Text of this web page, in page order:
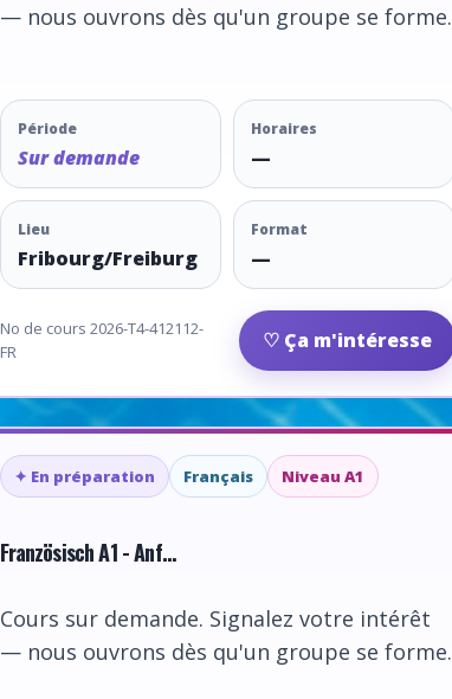
— nous ouvrons dès qu'un groupe se forme.
Période
Sur demande
Horaires
—
Lieu
Fribourg/Freiburg
Format
—
No de cours 2026-T4-412112-
FR
♡ Ça m'intéresse
✦ En préparation Français Niveau A1
Französisch A1 - Anf...
Cours sur demande. Signalez votre intérêt
— nous ouvrons dès qu'un groupe se forme.